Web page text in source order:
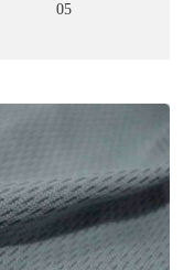
05